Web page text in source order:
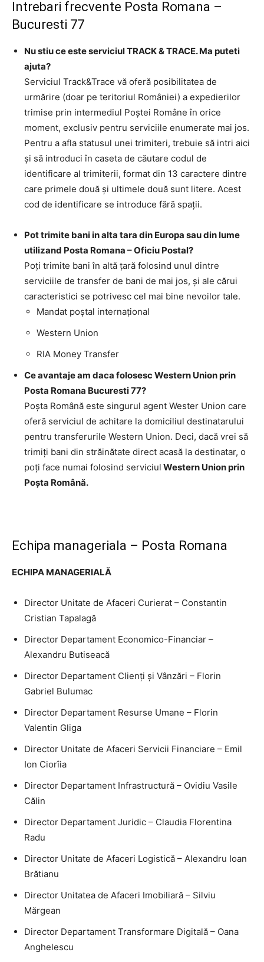
Intrebari frecvente Posta Romana –
Bucuresti 77
Nu stiu ce este serviciul TRACK & TRACE. Ma puteti
ajuta?
Serviciul Track&Trace vă oferă posibilitatea de
urmărire (doar pe teritoriul României) a expedierilor
trimise prin intermediul Poştei Române în orice
moment, exclusiv pentru serviciile enumerate mai jos.
Pentru a afla statusul unei trimiteri, trebuie să intri aici
şi să introduci în caseta de căutare codul de
identificare al trimiterii, format din 13 caractere dintre
care primele două şi ultimele două sunt litere. Acest
cod de identificare se introduce fără spaţii.
Pot trimite bani in alta tara din Europa sau din lume
utilizand Posta Romana – Oficiu Postal?
Poţi trimite bani în altă ţară folosind unul dintre
serviciile de transfer de bani de mai jos, şi ale cărui
caracteristici se potrivesc cel mai bine nevoilor tale.
Mandat poştal internaţional
Western Union
RIA Money Transfer
Ce avantaje am daca folosesc Western Union prin
Posta Romana Bucuresti 77?
Poşta Română este singurul agent Wester Union care
oferă serviciul de achitare la domiciliul destinatarului
pentru transferurile Western Union. Deci, dacă vrei să
trimiţi bani din străinătate direct acasă la destinatar, o
poţi face numai folosind serviciul Western Union prin
Poşta Română.
Echipa manageriala – Posta Romana
ECHIPA MANAGERIALĂ
Director Unitate de Afaceri Curierat – Constantin
Cristian Tapalagă
Director Departament Economico-Financiar –
Alexandru Butiseacă
Director Departament Clienți și Vânzări – Florin
Gabriel Bulumac
Director Departament Resurse Umane – Florin
Valentin Gliga
Director Unitate de Afaceri Servicii Financiare – Emil
Ion Ciorîia
Director Departament Infrastructură – Ovidiu Vasile
Călin
Director Departament Juridic – Claudia Florentina
Radu
Director Unitate de Afaceri Logistică – Alexandru Ioan
Brătianu
Director Unitatea de Afaceri Imobiliară – Silviu
Mărgean
Director Departament Transformare Digitală – Oana
Anghelescu